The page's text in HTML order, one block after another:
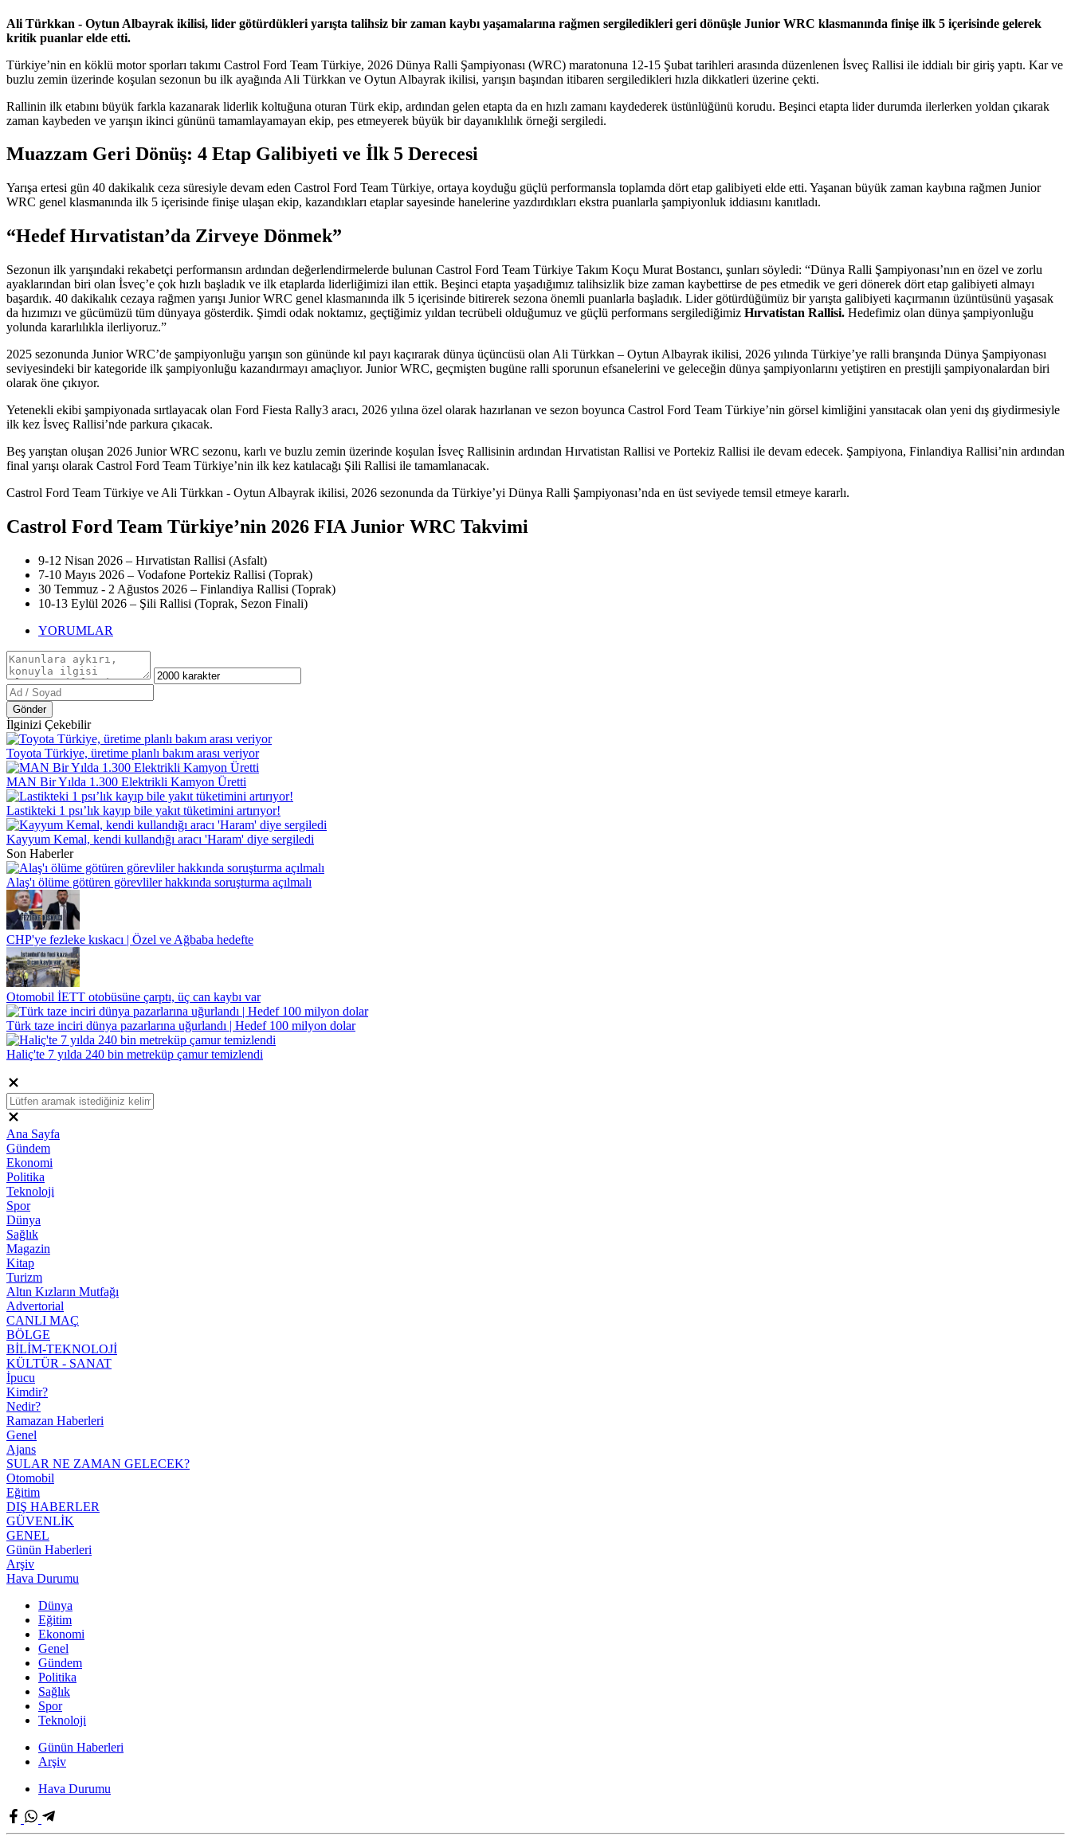
Ali Türkkan - Oytun Albayrak ikilisi, lider götürdükleri yarışta talihsiz bir zaman kaybı yaşamalarına rağmen sergiledikleri geri dönüşle Junior WRC klasmanında finişe ilk 5 içerisinde gelerek
kritik puanlar elde etti.
Türkiye’nin en köklü motor sporları takımı Castrol Ford Team Türkiye, 2026 Dünya Ralli Şampiyonası (WRC) maratonuna 12-15 Şubat tarihleri arasında düzenlenen İsveç Rallisi ile iddialı bir giriş yaptı. Kar ve
buzlu zemin üzerinde koşulan sezonun bu ilk ayağında Ali Türkkan ve Oytun Albayrak ikilisi, yarışın başından itibaren sergiledikleri hızla dikkatleri üzerine çekti.
Rallinin ilk etabını büyük farkla kazanarak liderlik koltuğuna oturan Türk ekip, ardından gelen etapta da en hızlı zamanı kaydederek üstünlüğünü korudu. Beşinci etapta lider durumda ilerlerken yoldan çıkarak
zaman kaybeden ve yarışın ikinci gününü tamamlayamayan ekip, pes etmeyerek büyük bir dayanıklılık örneği sergiledi.
Muazzam Geri Dönüş: 4 Etap Galibiyeti ve İlk 5 Derecesi
Yarışa ertesi gün 40 dakikalık ceza süresiyle devam eden Castrol Ford Team Türkiye, ortaya koyduğu güçlü performansla toplamda dört etap galibiyeti elde etti. Yaşanan büyük zaman kaybına rağmen Junior
WRC genel klasmanında ilk 5 içerisinde finişe ulaşan ekip, kazandıkları etaplar sayesinde hanelerine yazdırdıkları ekstra puanlarla şampiyonluk iddiasını kanıtladı.
“Hedef Hırvatistan’da Zirveye Dönmek”
Sezonun ilk yarışındaki rekabetçi performansın ardından değerlendirmelerde bulunan Castrol Ford Team Türkiye Takım Koçu Murat Bostancı, şunları söyledi: “Dünya Ralli Şampiyonası’nın en özel ve zorlu
ayaklarından biri olan İsveç’e çok hızlı başladık ve ilk etaplarda liderliğimizi ilan ettik. Beşinci etapta yaşadığımız talihsizlik bize zaman kaybettirse de pes etmedik ve geri dönerek dört etap galibiyeti almayı
başardık. 40 dakikalık cezaya rağmen yarışı Junior WRC genel klasmanında ilk 5 içerisinde bitirerek sezona önemli puanlarla başladık. Lider götürdüğümüz bir yarışta galibiyeti kaçırmanın üzüntüsünü yaşasak
da hızımızı ve gücümüzü tüm dünyaya gösterdik. Şimdi odak noktamız, geçtiğimiz yıldan tecrübeli olduğumuz ve güçlü performans sergilediğimiz Hırvatistan Rallisi. Hedefimiz olan dünya şampiyonluğu
yolunda kararlılıkla ilerliyoruz.”
2025 sezonunda Junior WRC’de şampiyonluğu yarışın son gününde kıl payı kaçırarak dünya üçüncüsü olan Ali Türkkan – Oytun Albayrak ikilisi, 2026 yılında Türkiye’ye ralli branşında Dünya Şampiyonası
seviyesindeki bir kategoride ilk şampiyonluğu kazandırmayı amaçlıyor. Junior WRC, geçmişten bugüne ralli sporunun efsanelerini ve geleceğin dünya şampiyonlarını yetiştiren en prestijli şampiyonalardan biri
olarak öne çıkıyor.
Yetenekli ekibi şampiyonada sırtlayacak olan Ford Fiesta Rally3 aracı, 2026 yılına özel olarak hazırlanan ve sezon boyunca Castrol Ford Team Türkiye’nin görsel kimliğini yansıtacak olan yeni dış giydirmesiyle
ilk kez İsveç Rallisi’nde parkura çıkacak.
Beş yarıştan oluşan 2026 Junior WRC sezonu, karlı ve buzlu zemin üzerinde koşulan İsveç Rallisinin ardından Hırvatistan Rallisi ve Portekiz Rallisi ile devam edecek. Şampiyona, Finlandiya Rallisi’nin ardından
final yarışı olarak Castrol Ford Team Türkiye’nin ilk kez katılacağı Şili Rallisi ile tamamlanacak.
Castrol Ford Team Türkiye ve Ali Türkkan - Oytun Albayrak ikilisi, 2026 sezonunda da Türkiye’yi Dünya Ralli Şampiyonası’nda en üst seviyede temsil etmeye kararlı.
Castrol Ford Team Türkiye’nin 2026 FIA Junior WRC Takvimi
9-12 Nisan 2026 – Hırvatistan Rallisi (Asfalt)
7-10 Mayıs 2026 – Vodafone Portekiz Rallisi (Toprak)
30 Temmuz - 2 Ağustos 2026 – Finlandiya Rallisi (Toprak)
10-13 Eylül 2026 – Şili Rallisi (Toprak, Sezon Finali)
YORUMLAR
Gönder
İlginizi Çekebilir
Toyota Türkiye, üretime planlı bakım arası veriyor
MAN Bir Yılda 1.300 Elektrikli Kamyon Üretti
Lastikteki 1 psı’lık kayıp bile yakıt tüketimini artırıyor!
Kayyum Kemal, kendi kullandığı aracı 'Haram' diye sergiledi
Son Haberler
Alaş'ı ölüme götüren görevliler hakkında soruşturma açılmalı
CHP'ye fezleke kıskacı | Özel ve Ağbaba hedefte
Otomobil İETT otobüsüne çarptı, üç can kaybı var
Türk taze inciri dünya pazarlarına uğurlandı | Hedef 100 milyon dolar
Haliç'te 7 yılda 240 bin metreküp çamur temizlendi
Ana Sayfa
Gündem
Ekonomi
Politika
Teknoloji
Spor
Dünya
Sağlık
Magazin
Kitap
Turizm
Altın Kızların Mutfağı
Advertorial
CANLI MAÇ
BÖLGE
BİLİM-TEKNOLOJİ
KÜLTÜR - SANAT
İpucu
Kimdir?
Nedir?
Ramazan Haberleri
Genel
Ajans
SULAR NE ZAMAN GELECEK?
Otomobil
Eğitim
DIŞ HABERLER
GÜVENLİK
GENEL
Günün Haberleri
Arşiv
Hava Durumu
Dünya
Eğitim
Ekonomi
Genel
Gündem
Politika
Sağlık
Spor
Teknoloji
Günün Haberleri
Arşiv
Hava Durumu